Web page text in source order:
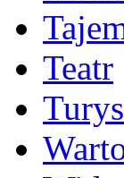
Teatr